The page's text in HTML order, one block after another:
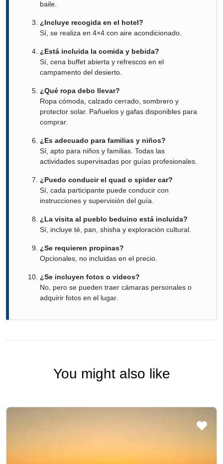
baile.
¿Incluye recogida en el hotel?
Sí, se realiza en 4×4 con aire acondicionado.
¿Está incluida la comida y bebida?
Sí, cena buffet abierta y refrescos en el
campamento del desierto.
¿Qué ropa debo llevar?
Ropa cómoda, calzado cerrado, sombrero y
protector solar. Pañuelos y gafas disponibles para
comprar.
¿Es adecuado para familias y niños?
Sí, apto para niños y familias. Todas las
actividades supervisadas por guías profesionales.
¿Puedo conducir el quad o spider car?
Sí, cada participante puede conducir con
instrucciones y supervisión del guía.
¿La visita al pueblo beduino está incluida?
Sí, incluye té, pan, shisha y exploración cultural.
¿Se requieren propinas?
Opcionales, no incluidas en el precio.
¿Se incluyen fotos o videos?
No, pero se pueden traer cámaras personales o
adquirir fotos en el lugar.
You might also like